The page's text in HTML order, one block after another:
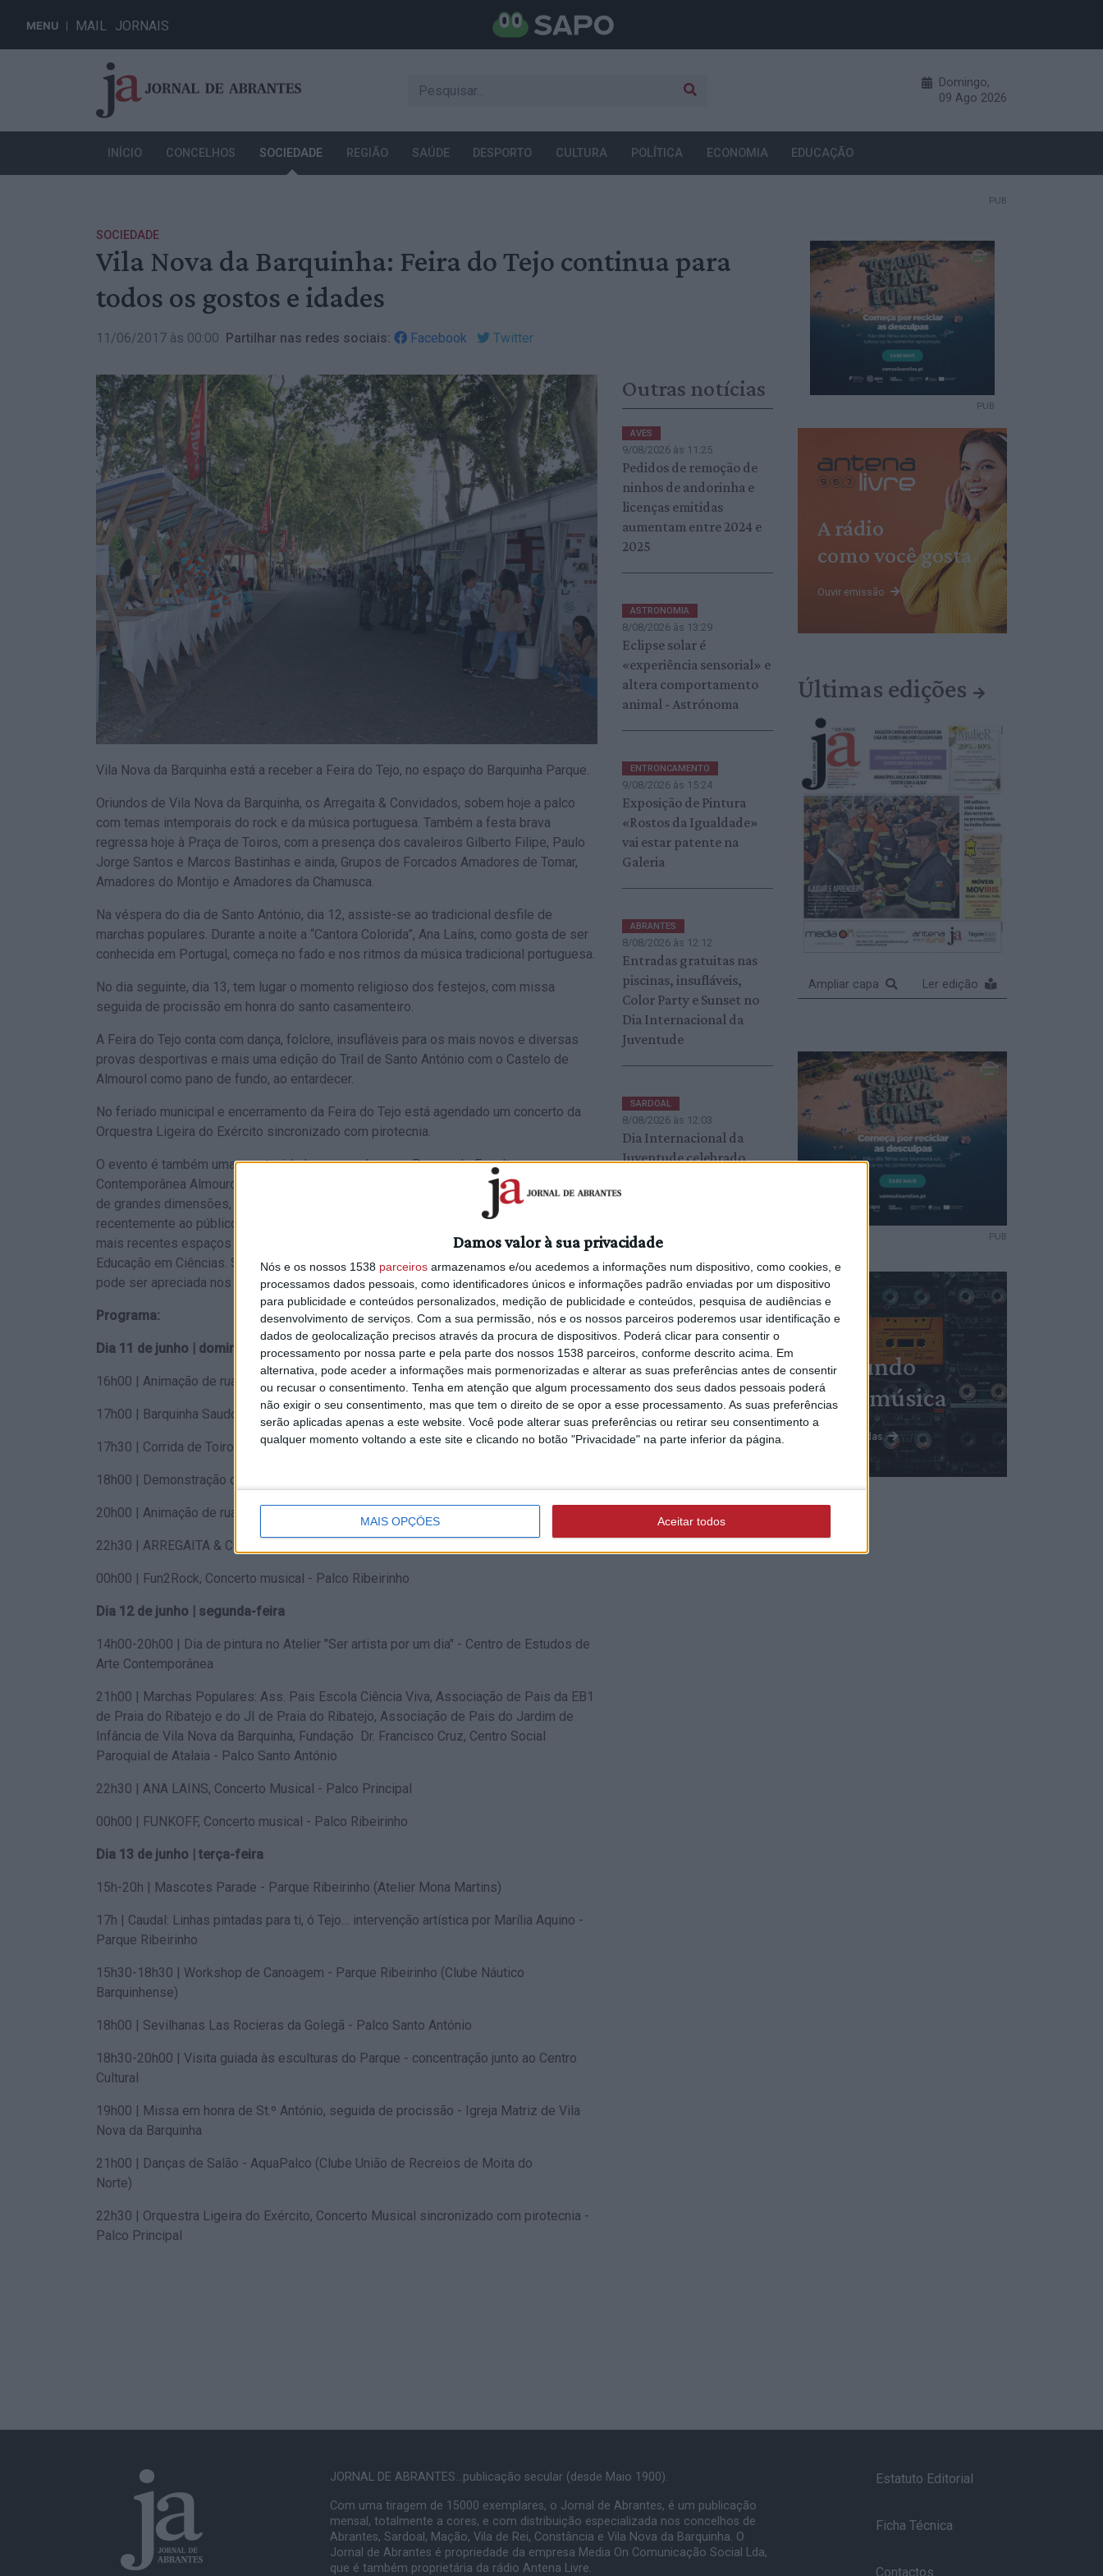
Damos valor à sua privacidade
Nós e os nossos 1538 parceiros armazenamos e/ou acedemos a informações num dispositivo, como cookies, e
processamos dados pessoais, como identificadores únicos e informações padrão enviadas por um dispositivo
para publicidade e conteúdos personalizados, medição de publicidade e conteúdos, pesquisa de audiências e
desenvolvimento de serviços. Com a sua permissão, nós e os nossos parceiros poderemos usar identificação e
dados de geolocalização precisos através da procura de dispositivos. Poderá clicar para consentir o
processamento por nossa parte e pela parte dos nossos 1538 parceiros, conforme descrito acima. Em
alternativa, pode aceder a informações mais pormenorizadas e alterar as suas preferências antes de consentir
ou recusar o consentimento. Tenha em atenção que algum processamento dos seus dados pessoais poderá
não exigir o seu consentimento, mas que tem o direito de se opor a esse processamento. As suas preferências
serão aplicadas apenas a este website. Você pode alterar suas preferências ou retirar seu consentimento a
qualquer momento voltando a este site e clicando no botão "Privacidade" na parte inferior da página.
MAIS OPÇÕES Aceitar todos
MENU MAIL JORNAIS
Domingo,
09 Ago 2026
INÍCIO CONCELHOS SOCIEDADE REGIÃO SAÚDE DESPORTO CULTURA POLÍTICA ECONOMIA EDUCAÇÃO
PUB
SOCIEDADE
Vila Nova da Barquinha: Feira do Tejo continua para
todos os gostos e idades
11/06/2017 às 00:00 Partilhar nas redes sociais: Facebook Twitter
Vila Nova da Barquinha está a receber a Feira do Tejo, no espaço do Barquinha Parque.
Oriundos de Vila Nova da Barquinha, os Arregaita & Convidados, sobem hoje a palco
com temas intemporais do rock e da música portuguesa. Também a festa brava
regressa hoje à Praça de Toiros, com a presença dos cavaleiros Gilberto Filipe, Paulo
Jorge Santos e Marcos Bastinhas e ainda, Grupos de Forcados Amadores de Tomar,
Amadores do Montijo e Amadores da Chamusca.
Na véspera do dia de Santo António, dia 12, assiste-se ao tradicional desfile de
marchas populares. Durante a noite a “Cantora Colorida”, Ana Laíns, como gosta de ser
conhecida em Portugal, começa no fado e nos ritmos da música tradicional portuguesa.
No dia seguinte, dia 13, tem lugar o momento religioso dos festejos, com missa
seguida de procissão em honra do santo casamenteiro.
A Feira do Tejo conta com dança, folclore, insufláveis para os mais novos e diversas
provas desportivas e mais uma edição do Trail de Santo António com o Castelo de
Almourol como pano de fundo, ao entardecer.
No feriado municipal e encerramento da Feira do Tejo está agendado um concerto da
Orquestra Ligeira do Exército sincronizado com pirotecnia.
O evento é também uma oportunidade para conhecer o Parque de Escultura
Contemporânea Almourol, que nestes dias oferece visitas guiadas pelas 11 esculturas
de grandes dimensões, o Castelo de Almourol, monumento nacional que abriu
recentemente ao público renovado com um novo projeto de musealização, ou um dos
mais recentes espaços de divulgação da ciência em Portugal – o Centro Integrado de
Educação em Ciências. Sem esquecer a gastronomia, baseada nos sabores do rio, que
pode ser apreciada nos inúmeros restaurantes do concelho.
Programa:
Dia 11 de junho | domingo
16h00 | Animação de rua XPTO - Parque Ribeirinho
17h00 | Barquinha Saudosa - Palco Santo António
17h30 | Corrida de Toiros - Praça de Touros de Vila Nova da Barquinha
18h00 | Demonstração de ballet e karaté - Palco Santo António (Escolinha ABC)
20h00 | Animação de rua XPTO - Parque Ribeirinho
22h30 | ARREGAITA & CONVIDADOS, Concerto Musical - Palco Principal
00h00 | Fun2Rock, Concerto musical - Palco Ribeirinho
Dia 12 de junho | segunda-feira
14h00-20h00 | Dia de pintura no Atelier "Ser artista por um dia" - Centro de Estudos de
Arte Contemporânea
21h00 | Marchas Populares: Ass. Pais Escola Ciência Viva, Associação de Pais da EB1
de Praia do Ribatejo e do JI de Praia do Ribatejo, Associação de Pais do Jardim de
Infância de Vila Nova da Barquinha, Fundação Dr. Francisco Cruz, Centro Social
Paroquial de Atalaia - Palco Santo António
22h30 | ANA LAINS, Concerto Musical - Palco Principal
00h00 | FUNKOFF, Concerto musical - Palco Ribeirinho
Dia 13 de junho | terça-feira
15h-20h | Mascotes Parade - Parque Ribeirinho (Atelier Mona Martins)
17h | Caudal: Linhas pintadas para ti, ó Tejo… intervenção artística por Marília Aquino -
Parque Ribeirinho
15h30-18h30 | Workshop de Canoagem - Parque Ribeirinho (Clube Náutico
Barquinhense)
18h00 | Sevilhanas Las Rocieras da Golegã - Palco Santo António
18h30-20h00 | Visita guiada às esculturas do Parque - concentração junto ao Centro
Cultural
19h00 | Missa em honra de St.º António, seguida de procissão - Igreja Matriz de Vila
Nova da Barquinha
21h00 | Danças de Salão - AquaPalco (Clube União de Recreios de Moita do
Norte)
22h30 | Orquestra Ligeira do Exército, Concerto Musical sincronizado com pirotecnia -
Palco Principal
Outras notícias
AVES
9/08/2026 às 11:25
Pedidos de remoção de
ninhos de andorinha e
licenças emitidas
aumentam entre 2024 e
2025
ASTRONOMIA
8/08/2026 às 13:29
Eclipse solar é
«experiência sensorial» e
altera comportamento
animal - Astrónoma
ENTRONCAMENTO
9/08/2026 às 15:24
Exposição de Pintura
«Rostos da Igualdade»
vai estar patente na
Galeria
ABRANTES
8/08/2026 às 12:12
Entradas gratuitas nas
piscinas, insufláveis,
Color Party e Sunset no
Dia Internacional da
Juventude
SARDOAL
8/08/2026 às 12:03
Dia Internacional da
Juventude celebrado
SOCIEDADE
#Maquiagem vencida
pode prejudicar a saúde
dos olhos?
PUB
A rádio
como você gosta
Ouvir emissão
Últimas edições
Ampliar capa Ler edição
PUB
Mundo
da música
Ver todas
JORNAL DE ABRANTES...publicação secular (desde Maio 1900).
Com uma tiragem de 15000 exemplares, o Jornal de Abrantes, é um publicação
mensal, totalmente a cores, e com distribuição especializada nos concelhos de
Abrantes, Sardoal, Mação, Vila de Rei, Constância e Vila Nova da Barquinha. O
Jornal de Abrantes é propriedade da empresa Media On Comunicação Social Lda,
que é também proprietária da rádio Antena Livre.
Estatuto Editorial
Ficha Técnica
Contactos